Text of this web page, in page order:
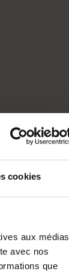
cookies
aux médias
avec nos
que